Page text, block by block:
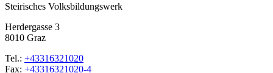
Steirisches Volksbildungswerk
Herdergasse 3
8010 Graz
Tel.: +43316321020
Fax: +43316321020-4